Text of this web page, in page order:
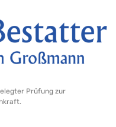
Prüfung zur